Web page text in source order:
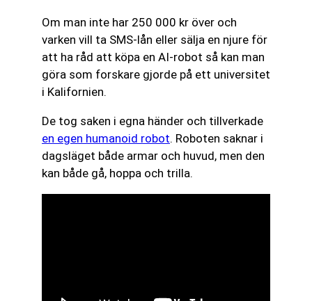
Om man inte har 250 000 kr över och
varken vill ta SMS-lån eller sälja en njure för
att ha råd att köpa en AI-robot så kan man
göra som forskare gjorde på ett universitet
i Kalifornien.
De tog saken i egna händer och tillverkade
en egen humanoid robot. Roboten saknar i
dagsläget både armar och huvud, men den
kan både gå, hoppa och trilla.